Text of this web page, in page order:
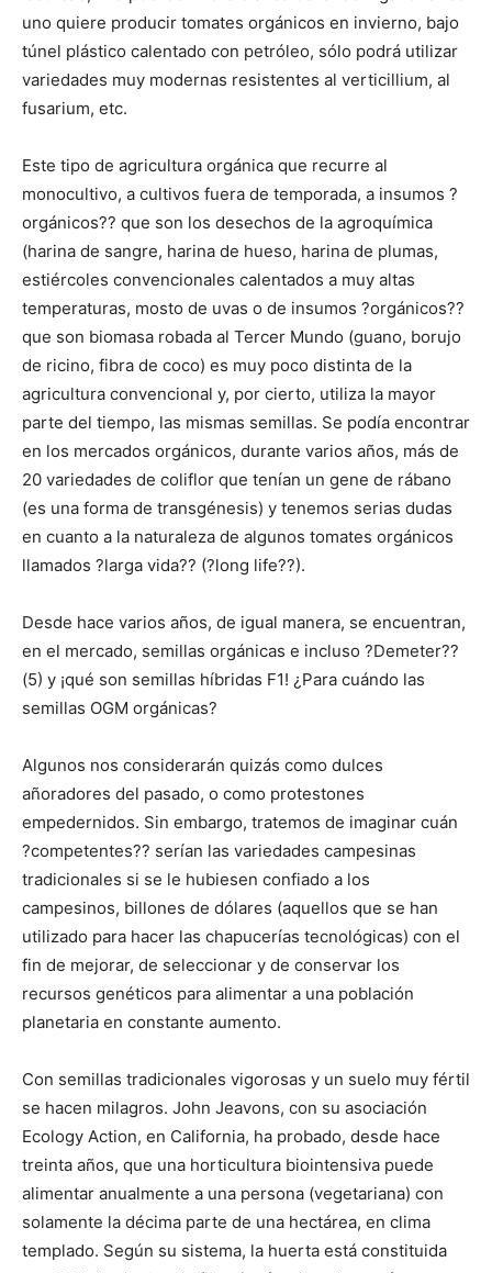
uno quiere producir tomates orgánicos en invierno, bajo
túnel plástico calentado con petróleo, sólo podrá utilizar
variedades muy modernas resistentes al verticillium, al
fusarium, etc.
Este tipo de agricultura orgánica que recurre al
monocultivo, a cultivos fuera de temporada, a insumos ?
orgánicos?? que son los desechos de la agroquímica
(harina de sangre, harina de hueso, harina de plumas,
estiércoles convencionales calentados a muy altas
temperaturas, mosto de uvas o de insumos ?orgánicos??
que son biomasa robada al Tercer Mundo (guano, borujo
de ricino, fibra de coco) es muy poco distinta de la
agricultura convencional y, por cierto, utiliza la mayor
parte del tiempo, las mismas semillas. Se podía encontrar
en los mercados orgánicos, durante varios años, más de
20 variedades de coliflor que tenían un gene de rábano
(es una forma de transgénesis) y tenemos serias dudas
en cuanto a la naturaleza de algunos tomates orgánicos
llamados ?larga vida?? (?long life??).
Desde hace varios años, de igual manera, se encuentran,
en el mercado, semillas orgánicas e incluso ?Demeter??
(5) y ¡qué son semillas híbridas F1! ¿Para cuándo las
semillas OGM orgánicas?
Algunos nos considerarán quizás como dulces
añoradores del pasado, o como protestones
empedernidos. Sin embargo, tratemos de imaginar cuán
?competentes?? serían las variedades campesinas
tradicionales si se le hubiesen confiado a los
campesinos, billones de dólares (aquellos que se han
utilizado para hacer las chapucerías tecnológicas) con el
fin de mejorar, de seleccionar y de conservar los
recursos genéticos para alimentar a una población
planetaria en constante aumento.
Con semillas tradicionales vigorosas y un suelo muy fértil
se hacen milagros. John Jeavons, con su asociación
Ecology Action, en California, ha probado, desde hace
treinta años, que una horticultura biointensiva puede
alimentar anualmente a una persona (vegetariana) con
solamente la décima parte de una hectárea, en clima
templado. Según su sistema, la huerta está constituida